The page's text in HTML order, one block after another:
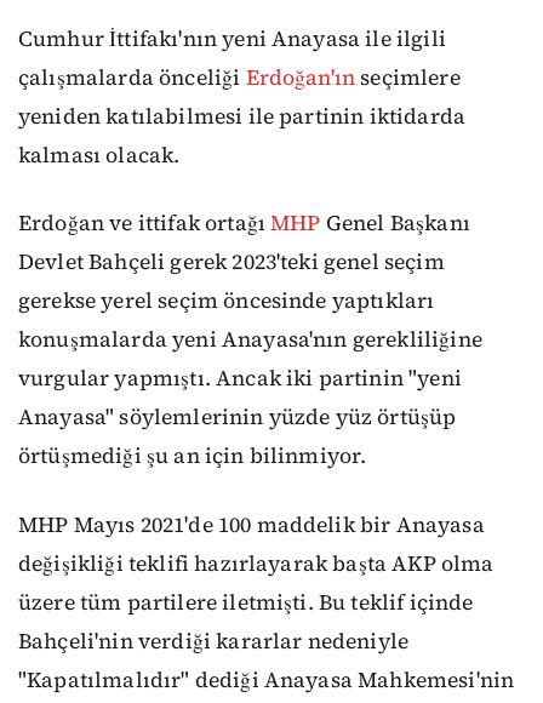
Cumhur İttifakı'nın yeni Anayasa ile ilgili
çalışmalarda önceliği Erdoğan'ınseçimlere
yeniden katılabilmesi ile partinin iktidarda
kalması olacak.
Erdoğan ve ittifak ortağıMHP Genel Başkanı
Devlet Bahçeli gerek 2023'teki genel seçim
gerekse yerel seçim öncesinde yaptıkları
konuşmalarda yeni Anayasa'nın gerekliliğine
vurgular yapmıştı. Ancak iki partinin "yeni
Anayasa" söylemlerinin yüzde yüz örtüşüp
örtüşmediği şu an için bilinmiyor.
MHP Mayıs 2021'de 100 maddelik bir Anayasa
değişikliği teklifi hazırlayarak başta AKP olma
üzere tüm partilere iletmişti. Bu teklif içinde
Bahçeli'nin verdiği kararlar nedeniyle
"Kapatılmalıdır" dediği Anayasa Mahkemesi'nin